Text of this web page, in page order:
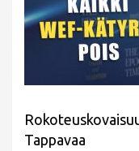
Tappavaa